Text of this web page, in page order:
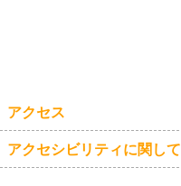
アクセス
アクセシビリティに関して